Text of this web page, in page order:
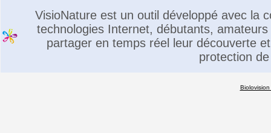
VisioNature est un outil développé avec la
technologies Internet, débutants,
partager en temps réel leur découverte
protection
Biolovision